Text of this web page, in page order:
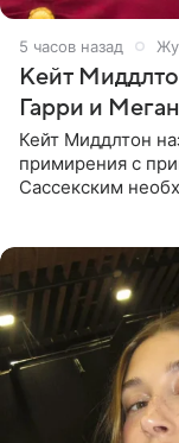
5 часов назад
Кейт
Гарри и
Кейт Миддлтон
примирения с
Сассекским